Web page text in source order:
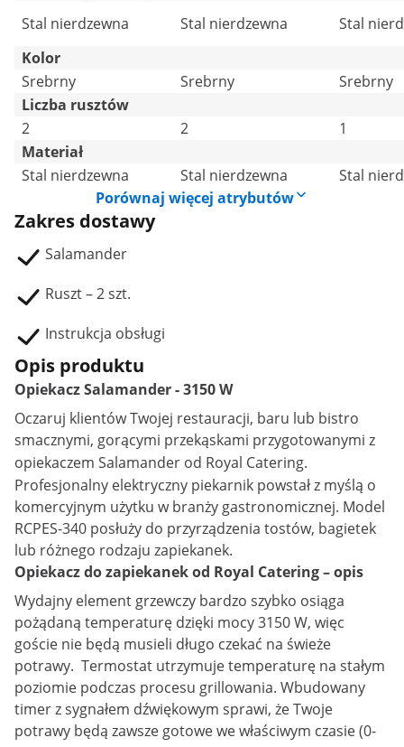
Stal nierdzewna
Stal nierdzewna
Stal
Kolor
Srebrny
Srebrny
Srebrny
Liczba rusztów
2
2
1
Materiał
Stal nierdzewna
Stal nierdzewna
Stal
Porównaj więcej atrybutów
Zakres dostawy
Salamander
Ruszt – 2 szt.
Instrukcja obsługi
Opis produktu
Opiekacz Salamander - 3150 W
Oczaruj klientów Twojej restauracji, baru lub bistro
smacznymi, gorącymi przekąskami przygotowanymi z
opiekaczem Salamander od Royal Catering.
Profesjonalny elektryczny piekarnik powstał z myślą o
komercyjnym użytku w branży gastronomicznej. Model
RCPES-340 posłuży do przyrządzenia tostów, bagietek
lub różnego rodzaju zapiekanek.
Opiekacz do zapiekanek od Royal Catering – opis
Wydajny element grzewczy bardzo szybko osiąga
pożądaną temperaturę dzięki mocy 3150 W, więc
goście nie będą musieli długo czekać na świeże
potrawy. Termostat utrzymuje temperaturę na stałym
poziomie podczas procesu grillowania. Wbudowany
timer z sygnałem dźwiękowym sprawi, że Twoje
potrawy będą zawsze gotowe we właściwym czasie (0-